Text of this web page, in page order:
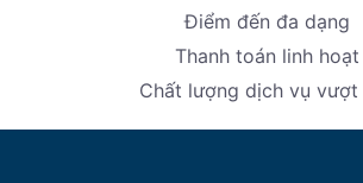
Điểm đến đa dạng
Thanh toán linh hoạt
Chất lượng dịch vụ